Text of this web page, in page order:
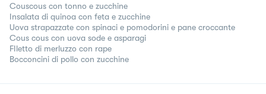
Couscous con tonno e zucchine
Insalata di quinoa con feta e zucchine
Uova strapazzate con spinaci e pomodorini e pane croccante
Cous cous con uova sode e asparagi
FIletto di merluzzo con rape
Bocconcini di pollo con zucchine